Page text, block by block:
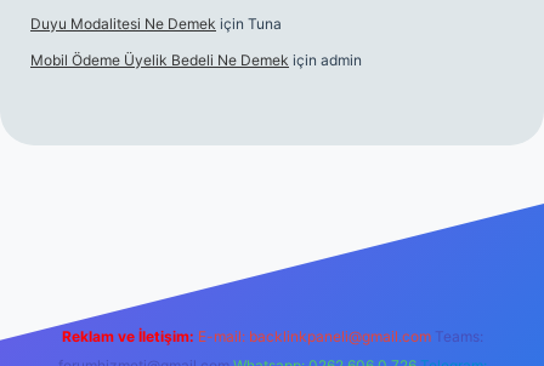
Duyu Modalitesi Ne Demek için Tuna
Mobil Ödeme Üyelik Bedeli Ne Demek için admin
Reklam ve İletişim: E-mail: backlinkpaneli@gmail.com Teams: